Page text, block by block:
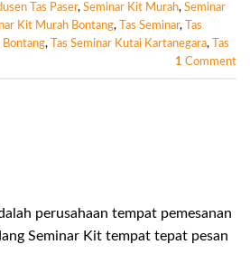
Tas Paser, Seminar Kit Murah, Seminar
Kit Murah Bontang, Tas Seminar,
Tas
Bontang, Tas Seminar Kutai Kartanegara,
Tas
1 Comment
perusahaan tempat pemesanan
Seminar Kit tempat tepat pesan